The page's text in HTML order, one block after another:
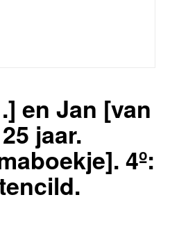
en Jan [van
jaar.
4º: